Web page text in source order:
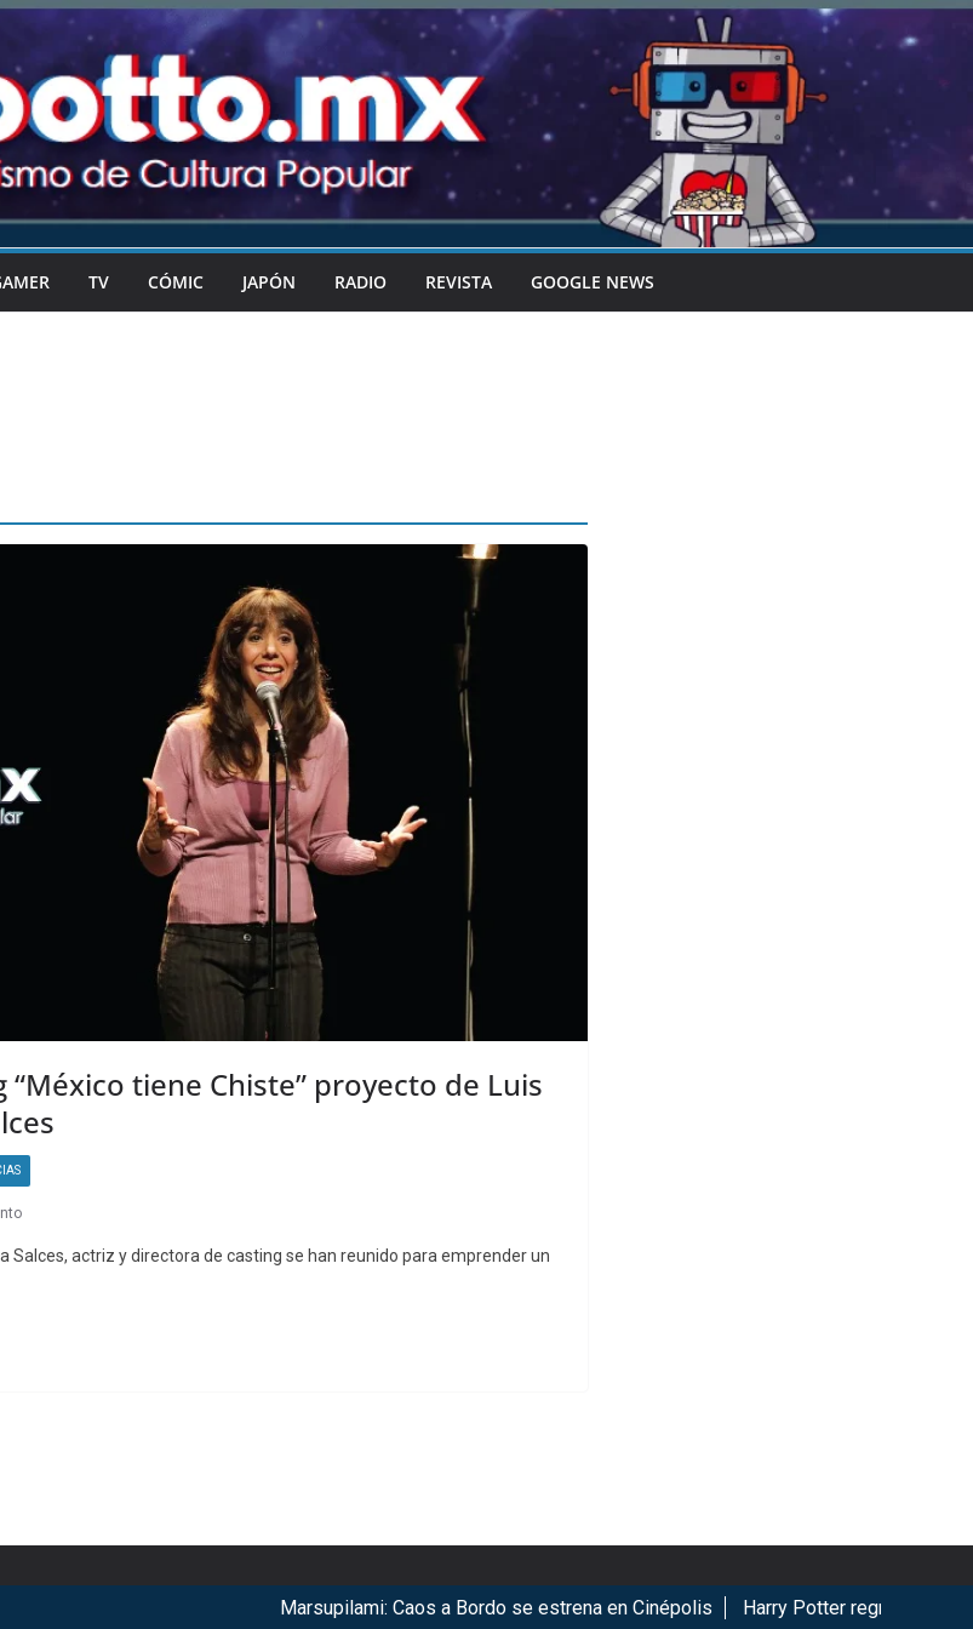
TV CÓMIC JAPÓN RADIO REVISTA GOOGLE NEWS
tiene Chiste” proyecto de Luis
Salces, actriz y directora de casting se han reunido para emprender un
Marsupilami: Caos a Bordo se estrena en Cinépolis Harry Potter regresa a
By using our services, you agree to our use of cookies. Got it